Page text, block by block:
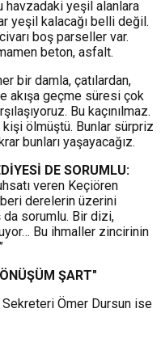
havzadaki yeşil alanlara
yeşil kalacağı belli değil.
boş parseller var.
beton, asfalt.
bir damla, çatılardan,
akışa geçme süresi çok
Bu kaçınılmaz.
kişi ölmüştü. Bunlar sürpriz
bunları yaşayacağız.
DE SORUMLU:
veren Keçiören
derelerin üzerini
da sorumlu. Bir dizi,
Bu ihmaller zincirinin
ŞART"
Sekreteri Ömer Dursun ise